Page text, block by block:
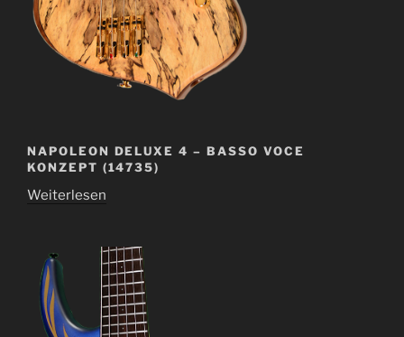
NAPOLEON DELUXE 4 – BASSO VOCE
KONZEPT (14735)
Weiterlesen